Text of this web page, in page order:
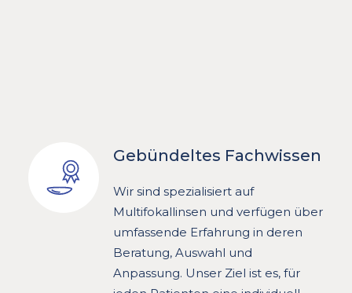
Gebündeltes Fachwissen
Wir sind spezialisiert auf
Multifokallinsen und verfügen über
umfassende Erfahrung in deren
Beratung, Auswahl und
Anpassung. Unser Ziel ist es, für